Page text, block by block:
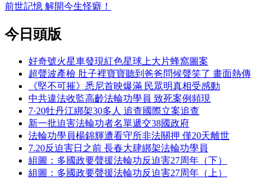
前世記憶 解開今生怪癖！
今日頭版
好奇號火星車發現紅色星球上大片蜂窩圖案
超聲波產檢 肚子裡寶寶聽到爸爸問候聲笑了 畫面熱傳
《堅不可摧》悉尼首映爆滿 民眾明真相受感動
中共違法收監高齡法輪功學員 致死案例頻現
7·20牡丹江綁架30多人 追查國際立案追查
新一批迫害法輪功者名單遞交38國政府
法輪功學員楊錦輝遭看守所非法關押 僅20天離世
7.20反迫害日之前 長春大肆綁架法輪功學員
組圖：多國政要聲援法輪功反迫害27周年（下）
組圖：多國政要聲援法輪功反迫害27周年（上）